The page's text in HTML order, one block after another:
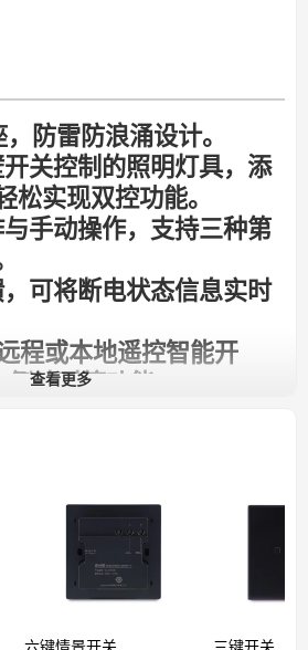
，防雷防浪涌设计。
开关控制的照明灯具，添
松实现双控功能。
手动操作，支持三种第
可将断电状态信息实时
程或本地遥控智能开
计时等功能。
查看更多